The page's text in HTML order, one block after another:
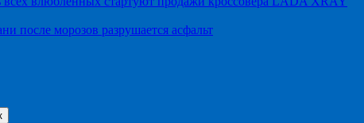
после морозов разрушается асфальт